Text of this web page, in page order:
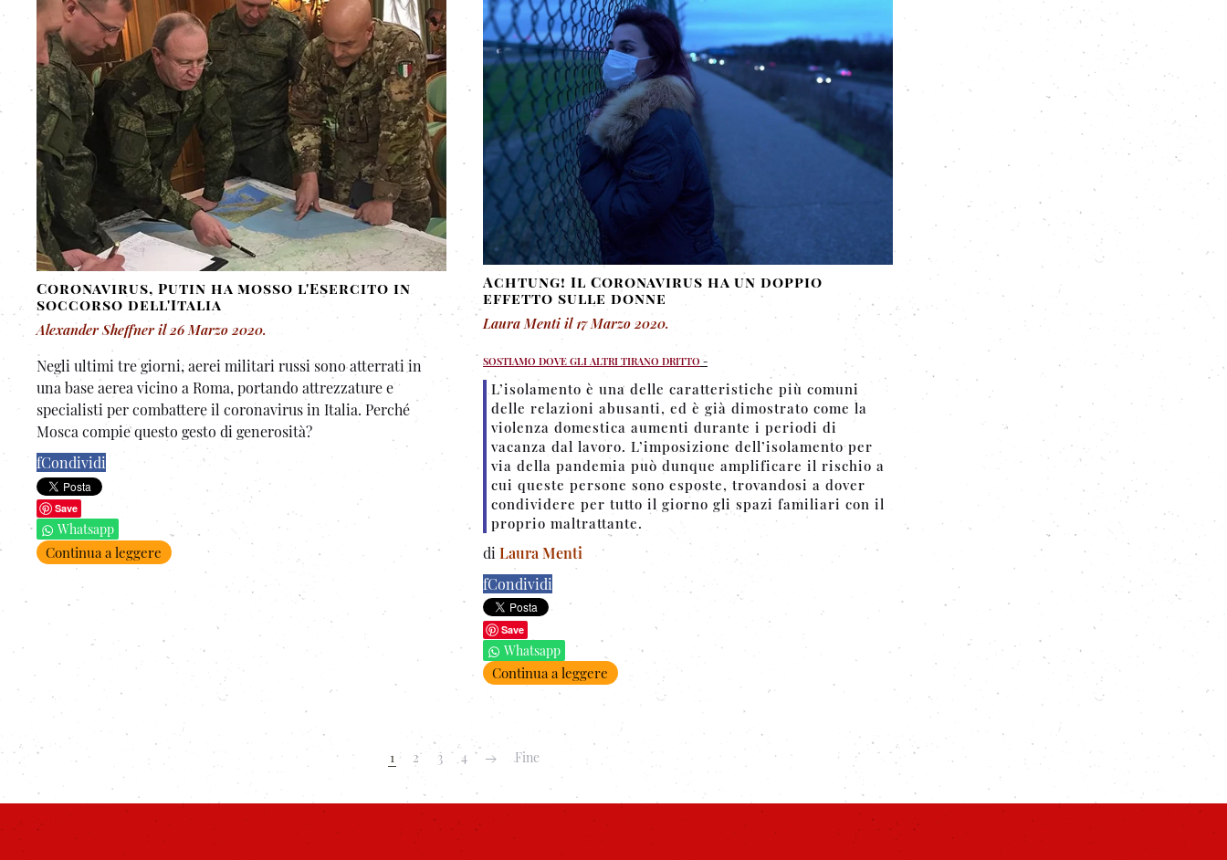
Coronavirus, Putin ha mosso l'Esercito in
soccorso dell'Italia
Alexander Sheffneril26 Marzo 2020.
Negli ultimi tre giorni, aerei militari russi sono atterrati in
una base aerea vicino a Roma, portando attrezzature e
specialisti per combattere il coronavirus in Italia. Perché
Mosca compie questo gesto di generosità?
fCondividi
Save
Whatsapp
Continua a leggere
Achtung! Il Coronavirus ha un doppio
effetto sulle donne
Laura Menti il 17 Marzo 2020.
SOSTIAMO DOVE GLI ALTRI TIRANO DRITTO -
L’isolamento è una delle caratteristiche più comuni
delle relazioni abusanti, ed è già dimostrato come la
violenza domestica aumenti durante i periodi di
vacanza dal lavoro. L’imposizione dell’isolamento per
via della pandemia può dunque amplificare il rischio a
cui queste persone sono esposte, trovandosi a dover
condividere per tutto il giorno gli spazi familiari con il
proprio maltrattante.
di Laura Menti
fCondividi
Save
Whatsapp
Continua a leggere
1 2 3 4 Fine